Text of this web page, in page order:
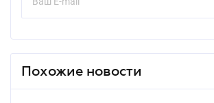
Похожие новости